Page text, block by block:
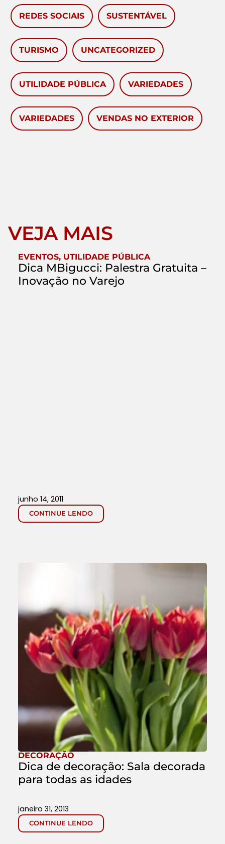
REDES SOCIAIS SUSTENTÁVEL
TURISMO UNCATEGORIZED
UTILIDADE PÚBLICA VARIEDADES
VARIEDADES VENDAS NO EXTERIOR
VEJA MAIS
EVENTOS, UTILIDADE PÚBLICA
Dica MBigucci: Palestra Gratuita –
Inovação no Varejo
CONTINUE LENDO
junho 14, 2011
DECORAÇÃO
Dica de decoração: Sala decorada
para todas as idades
CONTINUE LENDO
janeiro 31, 2013